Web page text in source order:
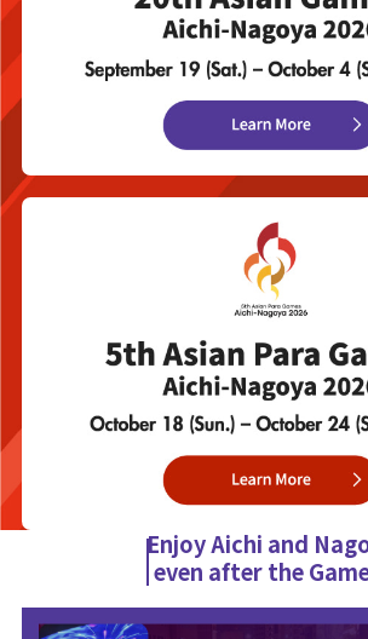
Enjoy Aichi and
even after the